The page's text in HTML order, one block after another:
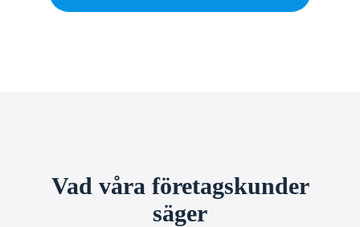
Vad våra företagskunder
säger